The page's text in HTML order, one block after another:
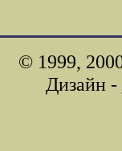
© 1999,
Дизайн -